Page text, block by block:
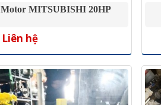
Motor MITSUBISHI 20HP
Liên hệ